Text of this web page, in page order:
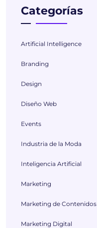
Categorías
Artificial Intelligence
Branding
Design
Diseño Web
Events
Industria de la Moda
Inteligencia Artificial
Marketing
Marketing de Contenidos
Marketing Digital